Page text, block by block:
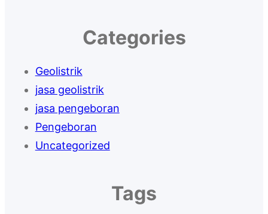
Categories
Geolistrik
jasa geolistrik
jasa pengeboran
Pengeboran
Uncategorized
Tags